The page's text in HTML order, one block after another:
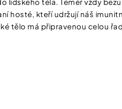
hosté, kteří udržují náš
tělo má připravenou celou